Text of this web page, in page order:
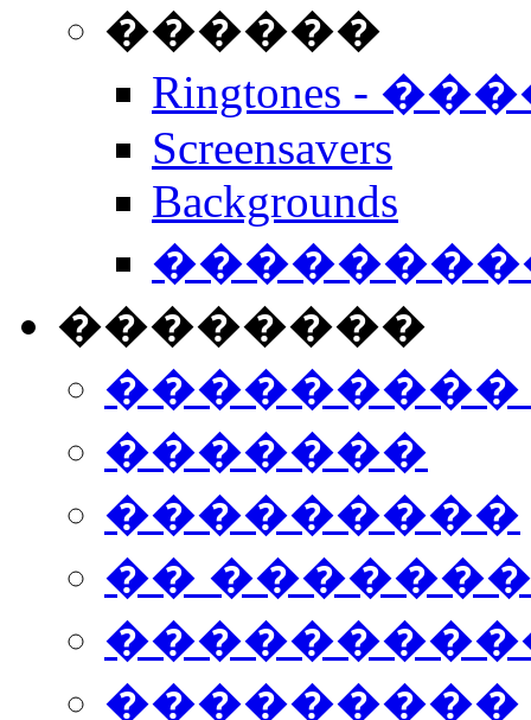
������
Ringtones -
Screensavers
Backgrounds
��������
���������
�������
���������
��
���������